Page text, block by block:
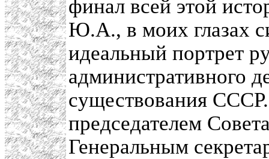
финал всей этой
Ю.А., в моих глазах
идеальный портрет
административного
существования
председателем
Генеральным